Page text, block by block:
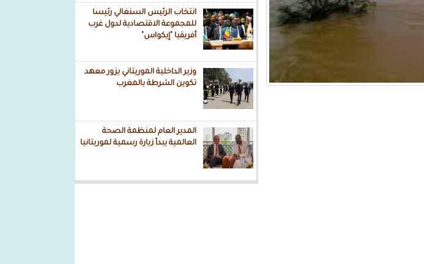
انتخاب الرئيس السنغالي رئيسا
للمجموعة الاقتصادية لدول غرب
أفريقيا "إيكواس"
وزير الداخلية الموريتاني يزور معهد
تكوين الشرطة بالمغرب
المدير العام لمنظمة الصحة
العالمية يبدأ زيارة رسمية لموريتانيا